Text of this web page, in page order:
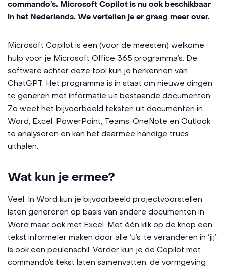
commando’s. Microsoft Copilot is nu ook beschikbaar
in het Nederlands. We vertellen je er graag meer over.
Microsoft Copilot is een (voor de meesten) welkome
hulp voor je Microsoft Office 365 programma’s. De
software achter deze tool kun je herkennen van
ChatGPT. Het programma is in staat om nieuwe dingen
te generen met informatie uit bestaande documenten.
Zo weet het bijvoorbeeld teksten uit documenten in
Word, Excel, PowerPoint, Teams, OneNote en Outlook
te analyseren en kan het daarmee handige trucs
uithalen.
Wat kun je ermee?
Veel. In Word kun je bijvoorbeeld projectvoorstellen
laten genereren op basis van andere documenten in
Word maar ook met Excel. Met één klik op de knop een
tekst informeler maken door alle ‘u’s’ te veranderen in ‘jij’,
is ook een peulenschil. Verder kun je de Copilot met
commando’s tekst laten samenvatten, de vormgeving